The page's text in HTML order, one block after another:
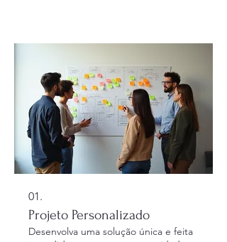
01.
Projeto Personalizado
Desenvolva uma solução única e feita